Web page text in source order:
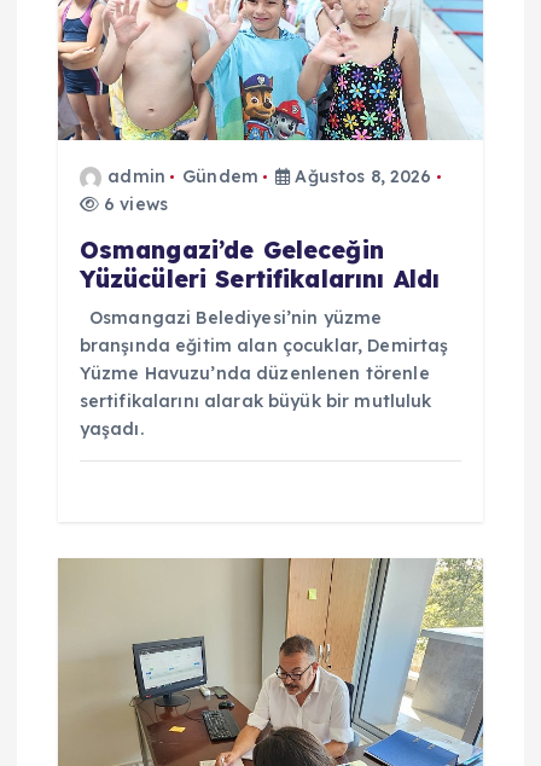
admin Gündem
Ağustos 8, 2026
6 views
Osmangazi’de Geleceğin
Yüzücüleri Sertifikalarını Aldı
Osmangazi Belediyesi’nin yüzme
branşında eğitim alan çocuklar, Demirtaş
Yüzme Havuzu’nda düzenlenen törenle
sertifikalarını alarak büyük bir mutluluk
yaşadı.